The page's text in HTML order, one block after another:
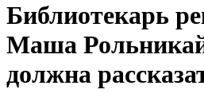
Библиотекарь
Маша
должна